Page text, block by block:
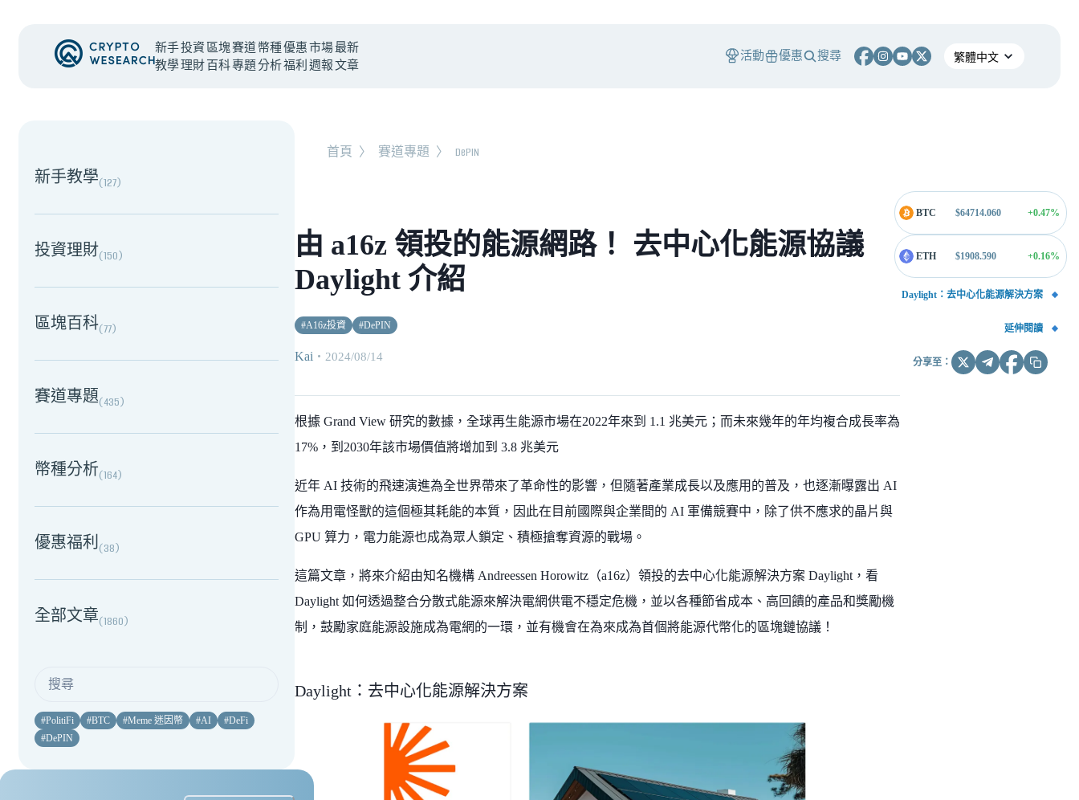
新手
教學
投資
理財
區塊
百科
賽道
專題
幣種
分析
優惠
福利
市場
週報
最新
文章
活動 優惠 搜尋
NEW EVENT
新手教學(127)
投資理財(150)
區塊百科(77)
賽道專題(435)
幣種分析(164)
優惠福利(38)
全部文章(1860)
#PolitiFi #BTC #Meme 迷因幣 #AI #DeFi
#DePIN
首頁 〉 賽道專題 〉 DePIN
由 a16z 領投的能源網路！ 去中心化能源協議
Daylight 介紹
#A16z投資 #DePIN
Kai ・ 2024/08/14
根據 Grand View 研究的數據，全球再生能源市場在2022年來到 1.1 兆美元；而未來幾年的年均複合成長率為
17%，到2030年該市場價值將增加到 3.8 兆美元
近年 AI 技術的飛速演進為全世界帶來了革命性的影響，但隨著產業成長以及應用的普及，也逐漸曝露出 AI
作為用電怪獸的這個極其耗能的本質，因此在目前國際與企業間的 AI 軍備競賽中，除了供不應求的晶片與
GPU 算力，電力能源也成為眾人鎖定、積極搶奪資源的戰場。
這篇文章，將來介紹由知名機構 Andreessen Horowitz（a16z）領投的去中心化能源解決方案 Daylight，看
Daylight 如何透過整合分散式能源來解決電網供電不穩定危機，並以各種節省成本、高回饋的產品和獎勵機
制，鼓勵家庭能源設施成為電網的一環，並有機會在為來成為首個將能源代幣化的區塊鏈協議！
Daylight：去中心化能源解決方案
BTC $64714.060 +0.47%
ETH $1908.590 +0.16%
Daylight：去中心化能源解決方案
延伸閱讀
分享至：